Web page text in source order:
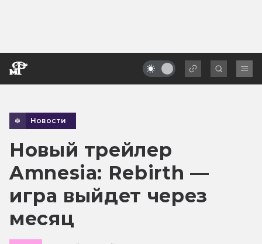
Новости
Новый трейлер
Amnesia: Rebirth —
игра выйдет через
месяц